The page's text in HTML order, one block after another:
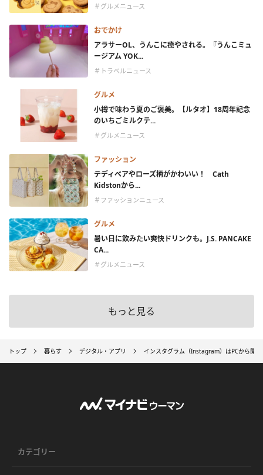
＃グルメニュース
おでかけ
アラサーOL、うんこに癒やされる。『うんこミュ
ージアム YOK...
＃トラベルニュース
グルメ
小樽で味わう夏のご褒美。【ルタオ】18周年記念
のいちごミルクテ...
＃グルメニュース
ファッション
テディベアやローズ柄がかわいい！ Cath
Kidstonから...
＃ファッションニュース
グルメ
暑い日に飲みたい爽快ドリンクも。J.S. PANCAKE
CA...
＃グルメニュース
もっと見る
トップ 暮らす デジタル・アプリ インスタグラム（Instagram）はPCから閲
カテゴリー